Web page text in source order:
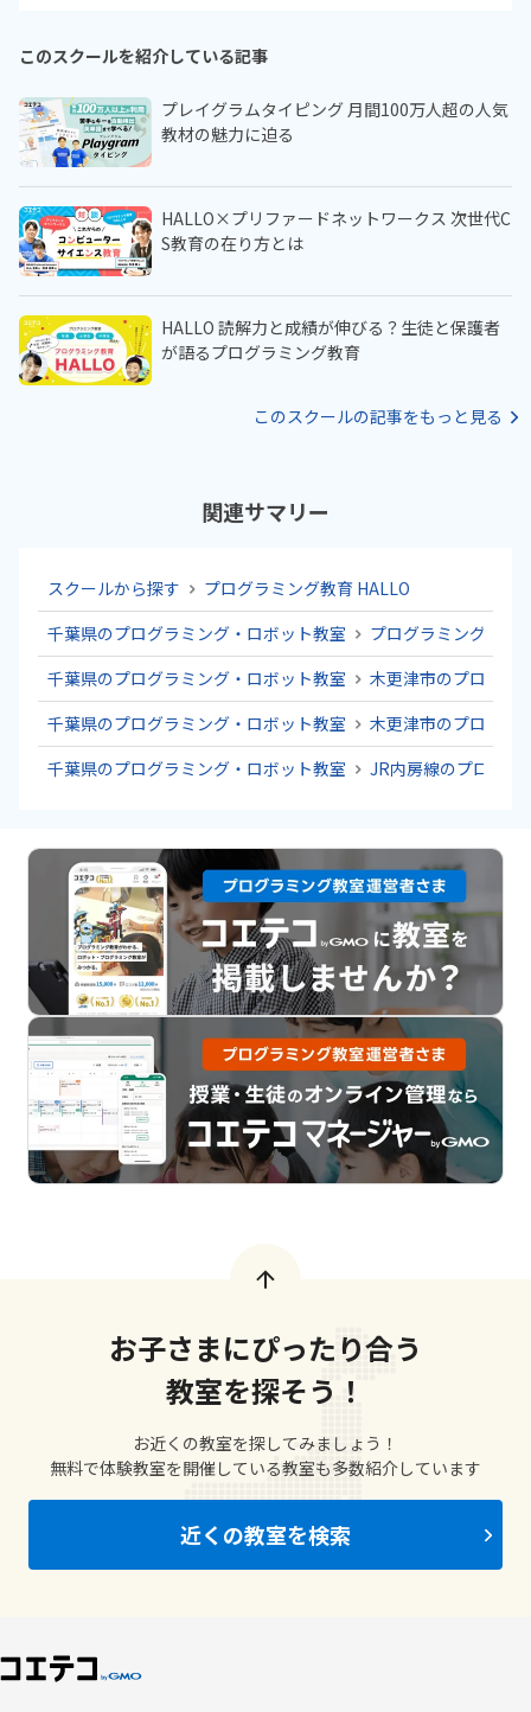
このスクールを紹介している記事
プレイグラムタイピング 月間100万人超の人気
教材の魅力に迫る
HALLO×プリファードネットワークス 次世代C
S教育の在り方とは
HALLO 読解力と成績が伸びる？生徒と保護者
が語るプログラミング教育
このスクールの記事をもっと見る
関連サマリー
スクールから探す
プログラミング教育 HALLO
千葉県のプログラミング・ロボット教室
プログラミング教育
千葉県のプログラミング・ロボット教室
木更津市のプログラ
千葉県のプログラミング・ロボット教室
木更津市のプログラ
千葉県のプログラミング・ロボット教室
JR内房線のプログラ
お子さまにぴったり合う
教室を探そう！
お近くの教室を探してみましょう！
無料で体験教室を開催している教室も多数紹介しています
近くの教室を検索